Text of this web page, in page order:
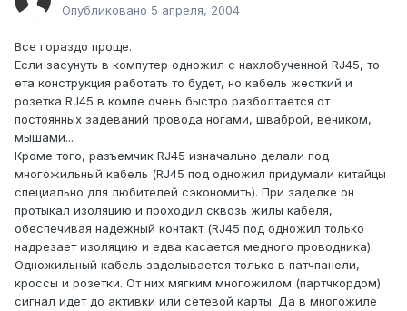
Опубликовано 5 апреля, 2004
Все гораздо проще.
Если засунуть в компутер одножил с нахлобученной RJ45, то
ета конструкция работать то будет, но кабель жесткий и
розетка RJ45 в компе очень быстро разболтается от
постоянных задеваний провода ногами, шваброй, веником,
мышами...
Кроме того, разъемчик RJ45 изначально делали под
многожильный кабель (RJ45 под одножил придумали китайцы
специально для любителей сэкономить). При заделке он
протыкал изоляцию и проходил сквозь жилы кабеля,
обеспечивая надежный контакт (RJ45 под одножил только
надрезает изоляцию и едва касается медного проводника).
Одножильный кабель заделывается только в патчпанели,
кроссы и розетки. От них мягким многожилом (партчкордом)
сигнал идет до активки или сетевой карты. Да в многожиле